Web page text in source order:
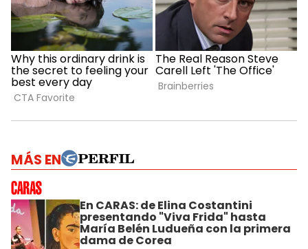
MÁS EN
En CARAS: de Elina Costantini
presentando "Viva Frida" hasta
María Belén Ludueña con la primera
dama de Corea